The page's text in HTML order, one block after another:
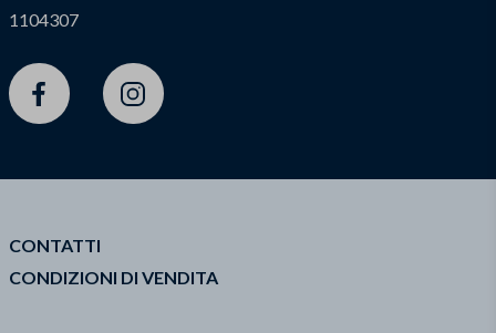
1104307
Facebook Instagram
CONTATTI
CONDIZIONI DI VENDITA